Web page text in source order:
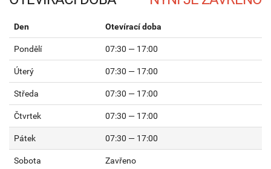
Den Otevírací doba
Pondělí 07:30 — 17:00
Úterý 07:30 — 17:00
Středa 07:30 — 17:00
Čtvrtek 07:30 — 17:00
Pátek 07:30 — 17:00
Sobota Zavřeno